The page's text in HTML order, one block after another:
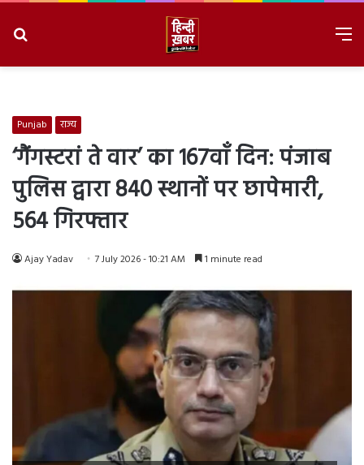
Punjab राज्य
‘गैंगस्टरां ते वार’ का 167वाँ दिन: पंजाब
पुलिस द्वारा 840 स्थानों पर छापेमारी,
564 गिरफ्तार
Ajay Yadav 7 July 2026 - 10:21 AM 1 minute read